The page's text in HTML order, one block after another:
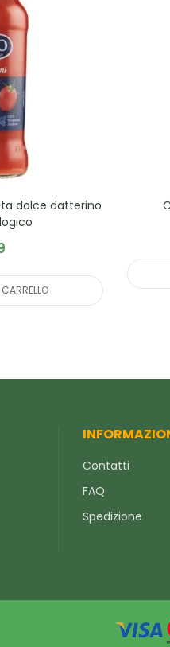
dolce datterino
Contatti
FAQ
Spedizione